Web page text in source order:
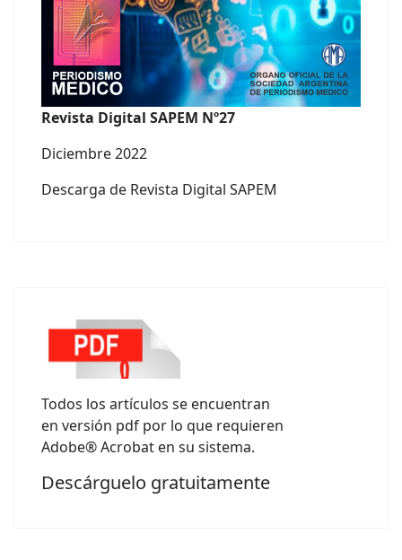
Revista Digital SAPEM Nº27
Diciembre 2022
Descarga de Revista Digital SAPEM
Todos los artículos se encuentran
en versión pdf por lo que requieren
Adobe® Acrobat en su sistema.
Descárguelo gratuitamente